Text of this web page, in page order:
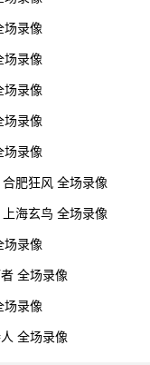
场录像
场录像
场录像
场录像
场录像
肥狂风 全场录像
海玄鸟 全场录像
场录像
全场录像
场录像
全场录像